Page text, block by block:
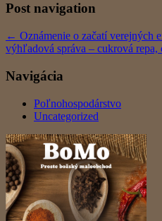
Post navigation
← Oznámenie o začatí verejných
výhľadová správa – cukrová repa,
Navigácia
Poľnohospodárstvo
Uncategorized